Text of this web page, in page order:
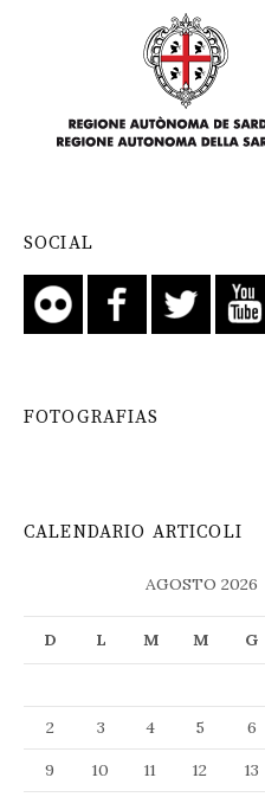
SOCIAL
FOTOGRAFIAS
CALENDARIO ARTICOLI
AGOSTO 2026
D L M M G
2
3 4 5 6
9
10 11 12 13